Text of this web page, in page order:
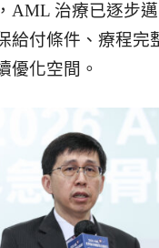
AML 治療已逐步
給付條件、療程完
優化空間。